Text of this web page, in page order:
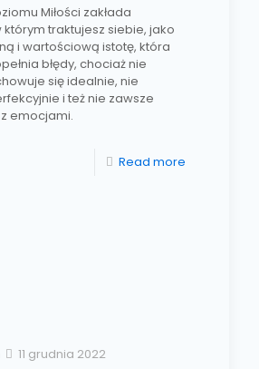
Miłości zakłada
którym traktujesz siebie, jako
i wartościową istotę, która
błędy, chociaż nie
się idealnie, nie
i też nie zawsze
emocjami.
Read more
11 grudnia 2022